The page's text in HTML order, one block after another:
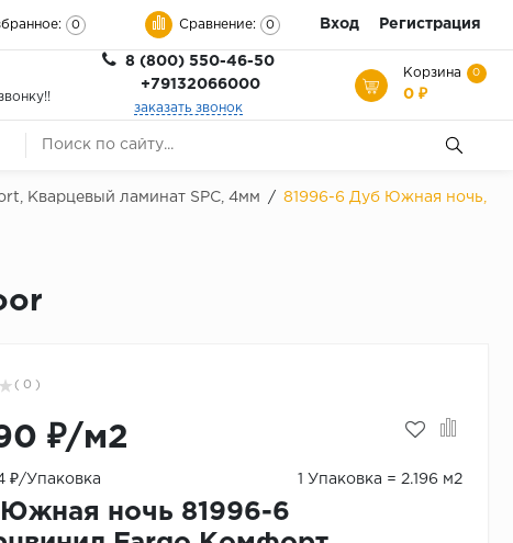
0 Сравнение: 0 Вход Регистрация
8 (800) 550-46-50
+79132066000
заказать звонок
Корзина 0
0 ₽
Кварцевый ламинат SPC, 4мм /
81996-6 Дуб Южная ночь,
( 0 )
₽/м2
₽/Упаковка 1 Упаковка = 2.196 м2
ночь 81996-6